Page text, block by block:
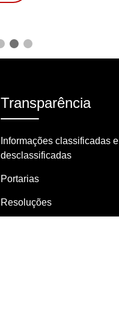
Transparência
Informações classificadas e
desclassificadas
Portarias
Resoluções